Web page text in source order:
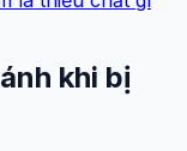
khi bị